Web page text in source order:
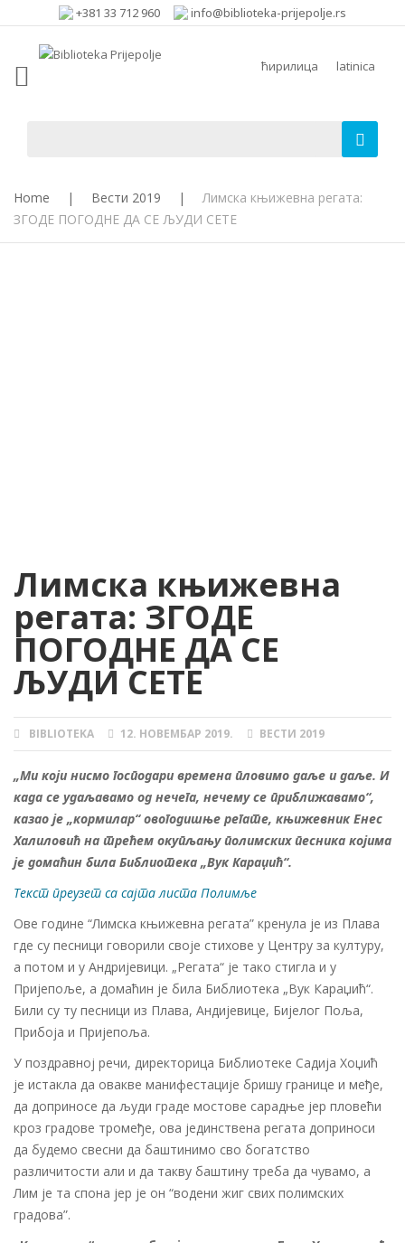
+381 33 712 960 info@biblioteka-prijepolje.rs
ћирилица latinica
Home | Вести 2019 |
Лимска књижевна регата:
ЗГОДЕ ПОГОДНЕ ДА СЕ ЉУДИ СЕТЕ
Лимска књижевна
регата: ЗГОДЕ
ПОГОДНЕ ДА СЕ
ЉУДИ СЕТЕ
AUTHOR
BIBLIOTEKA
POSTED
ON
12. НОВЕМБАР 2019. CATEGORIES
ВЕСТИ 2019
„Ми који нисмо господари времена пловимо даље и даље. И
када се удаљавамо од нечега, нечему се приближавамо“,
казао је „кормилар“ овогодишње регате, књижевник Енес
Халиловић на трећем окупљању полимских песника којима
је домаћин била Библиотека „Вук Караџић“.
Текст преузет са сајта листа Полимље
Ове године “Лимска књижевна регата” кренула је из Плава
где су песници говорили своје стихове у Центру за културу,
а потом и у Андријевици. „Регата“ је тако стигла и у
Пријепоље, а домаћин је била Библиотека „Вук Караџић“.
Били су ту песници из Плава, Андијевице, Бијелог Поља,
Прибоја и Пријепоља.
У поздравној речи, директорица Библиотеке Садија Хоџић
је истакла да овакве манифестације бришу границе и међе,
да доприносе да људи граде мостове сарадње јер пловећи
кроз градове тромеђе, ова јединствена регата доприноси
да будемо свесни да баштинимо сво богатство
различитости али и да такву баштину треба да чувамо, а
Лим је та спона јер је он “водени жиг свих полимских
градова”.